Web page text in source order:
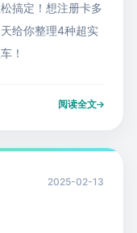
搞定！想注册卡多
给你整理4种超实
！
阅读全文
2025-02-13